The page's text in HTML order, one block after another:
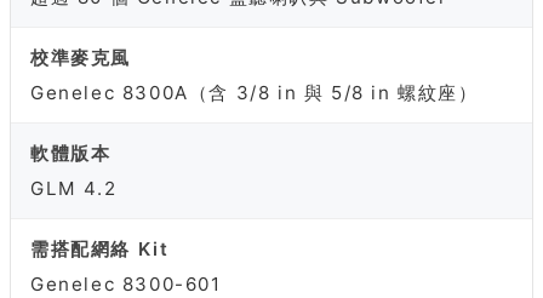
校準麥克風
Genelec 8300A（含 3/8 in 與 5/8 in 螺紋座）
軟體版本
GLM 4.2
需搭配網絡 Kit
Genelec 8300-601